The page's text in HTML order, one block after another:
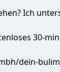
Ich
30-
dein-